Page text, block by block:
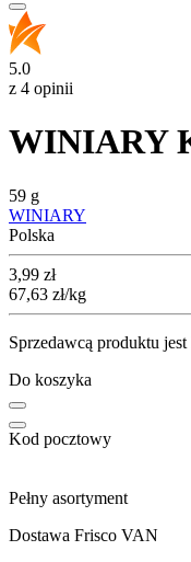
5.0
z 4 opinii
WINIARY
59 g
WINIARY
Polska
Cena
3,99 zł
67,63 zł/kg
Sprzedawcą produktu
Do koszyka
Kod pocztowy
Pełny asortyment
Dostawa Frisco VAN